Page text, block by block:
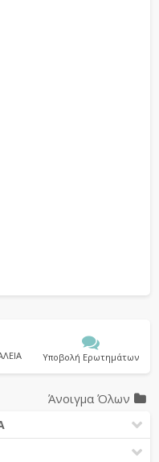
Υποβολή Ερωτημάτων
Άνοιγμα Όλων
2016)